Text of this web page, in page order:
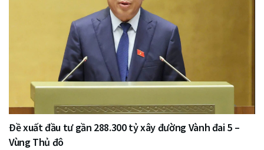
Đề xuất đầu tư gần 288.300 tỷ xây đường Vành đai 5 –
Vùng Thủ đô